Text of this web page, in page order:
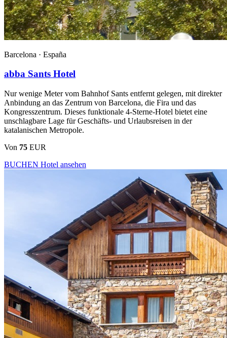
Barcelona · España
abba Sants Hotel
Nur wenige Meter vom Bahnhof Sants entfernt gelegen, mit direkter
Anbindung an das Zentrum von Barcelona, die Fira und das
Kongresszentrum. Dieses funktionale 4-Sterne-Hotel bietet eine
unschlagbare Lage für Geschäfts- und Urlaubsreisen in der
katalanischen Metropole.
Von 75 EUR
BUCHEN Hotel ansehen